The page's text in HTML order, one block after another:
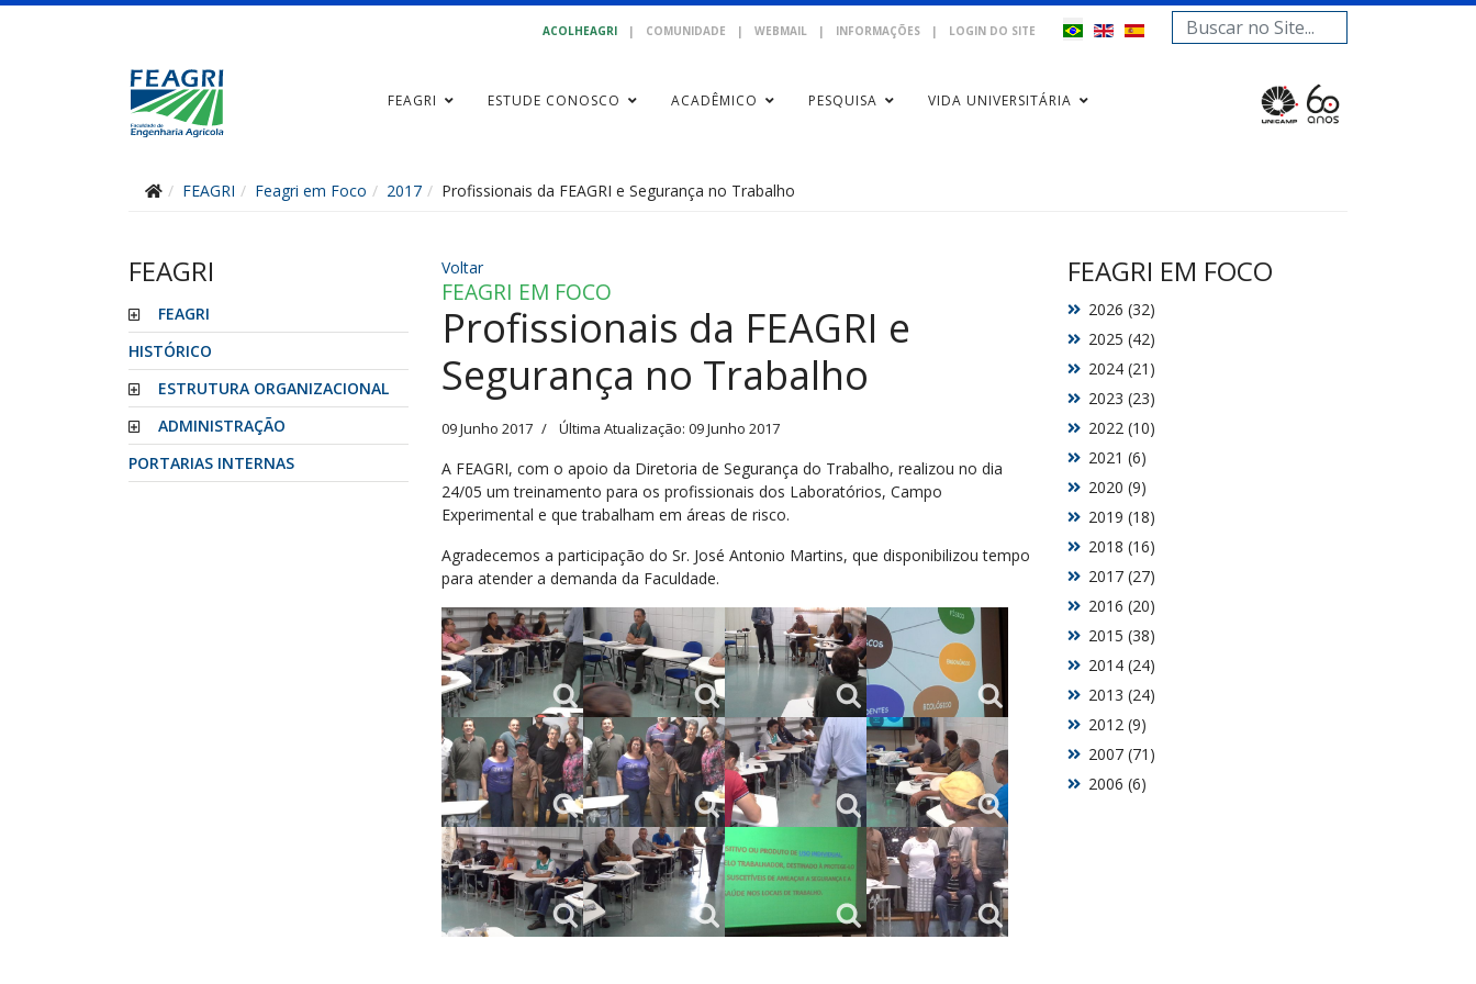
ACOLHEAGRI | COMUNIDADE | WEBMAIL | INFORMAÇÕES | LOGIN DO SITE Pesquisar...
FEAGRI ESTUDE CONOSCO ACADÊMICO PESQUISA VIDA UNIVERSITÁRIA
FEAGRI Feagri em Foco 2017 Profissionais da FEAGRI e Segurança no Trabalho
FEAGRI
FEAGRI
HISTÓRICO
ESTRUTURA ORGANIZACIONAL
ADMINISTRAÇÃO
PORTARIAS INTERNAS
Voltar
FEAGRI EM FOCO
Profissionais da FEAGRI e
Segurança no Trabalho
09 Junho 2017 Última Atualização: 09 Junho 2017
A FEAGRI, com o apoio da Diretoria de Segurança do Trabalho, realizou no dia
24/05 um treinamento para os profissionais dos Laboratórios, Campo
Experimental e que trabalham em áreas de risco.
Agradecemos a participação do Sr. José Antonio Martins, que disponibilizou tempo
para atender a demanda da Faculdade.
FEAGRI EM FOCO
2006 (6)
2007 (71)
2012 (9)
2013 (24)
2014 (24)
2015 (38)
2016 (20)
2017 (27)
2018 (16)
2019 (18)
2020 (9)
2021 (6)
2022 (10)
2023 (23)
2024 (21)
2025 (42)
2026 (32)